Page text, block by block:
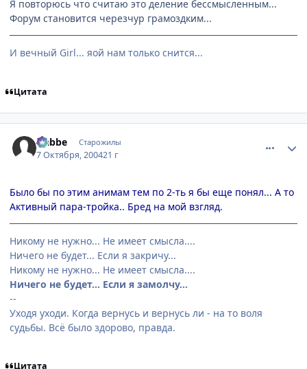
Я повторюсь что считаю это деление бессмысленным...
Форум становится черезчур грамоздким...
И вечный Girl... яой нам только снится...
Цитата
Nabbe Старожилы
7 Октября, 200421 г
Было бы по этим анимам тем по 2-ть я бы еще понял... А то
Активный пара-тройка.. Бред на мой взгляд.
Никому не нужно... Не имеет смысла....
Ничего не будет... Если я закричу...
Никому не нужно... Не имеет смысла....
Ничего не будет... Если я замолчу...
--
Уходя уходи. Когда вернусь и вернусь ли - на то воля
судьбы. Всё было здорово, правда.
Цитата